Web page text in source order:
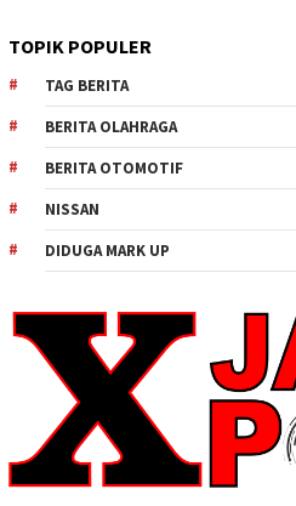
TOPIK POPULER
TAG BERITA
BERITA OLAHRAGA
BERITA OTOMOTIF
NISSAN
DIDUGA MARK UP